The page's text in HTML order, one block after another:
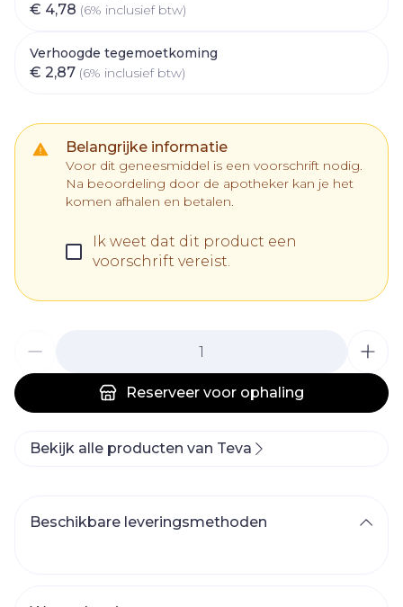
€ 4,78 (6% inclusief btw)
Verhoogde tegemoetkoming
€ 2,87 (6% inclusief btw)
Belangrijke informatie
Voor dit geneesmiddel is een voorschrift nodig.
Na beoordeling door de apotheker kan je het
komen afhalen en betalen.
Ik weet dat dit product een
voorschrift vereist.
Reserveer voor ophaling
Bekijk alle producten van Teva
Beschikbare leveringsmethoden